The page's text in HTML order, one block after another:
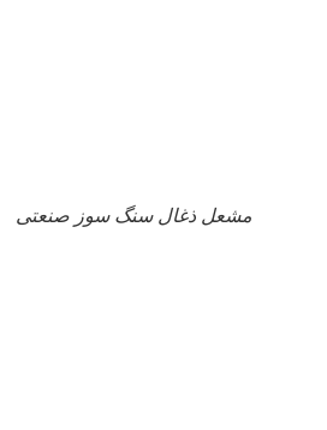
مشعل ذغال سنگ سوز صنعتی